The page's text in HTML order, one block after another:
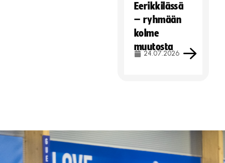
Eerikkilässä
– ryhmään
kolme
muutosta
24.07.2026